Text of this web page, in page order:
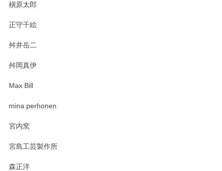
槇原太郎
正守千絵
舛井岳二
舛岡真伊
Max Bill
mina perhonen
宮内窯
宮島工芸製作所
森正洋